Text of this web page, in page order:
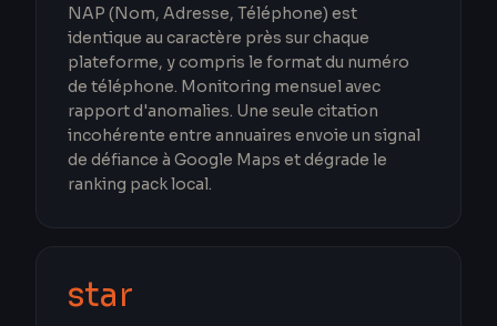
NAP (Nom, Adresse, Téléphone) est
identique au caractère près sur chaque
plateforme, y compris le format du numéro
de téléphone. Monitoring mensuel avec
rapport d'anomalies. Une seule citation
incohérente entre annuaires envoie un signal
de défiance à Google Maps et dégrade le
ranking pack local.
star